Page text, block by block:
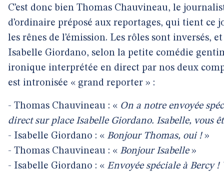
C’est donc bien Thomas Chauvineau, le
d’ordinaire préposé aux reportages, qui tient ce
les rênes de l’émission. Les rôles sont inversés, et
Isabelle Giordano, selon la petite comédie
ironique interprétée en direct par nos deux
est intronisée « grand reporter » :
- Thomas Chauvineau : « On a notre envoyée
direct sur place Isabelle Giordano. Isabelle, vous
- Isabelle Giordano : « Bonjour Thomas, oui !»
- Thomas Chauvineau : « Bonjour Isabelle»
- Isabelle Giordano : « Envoyée spéciale à Bercy !